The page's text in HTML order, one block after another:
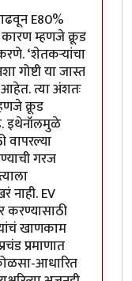
E80%
कारण म्हणजे क्रूड
‘शेतकऱ्यांचा
गोष्टी या जास्त
आहेत. त्या अंशतः
क्रूड
इथेनॉलमुळे
गरज
नाही. EV
करण्यासाठी
खाणकाम
प्रमाणात
आधारित